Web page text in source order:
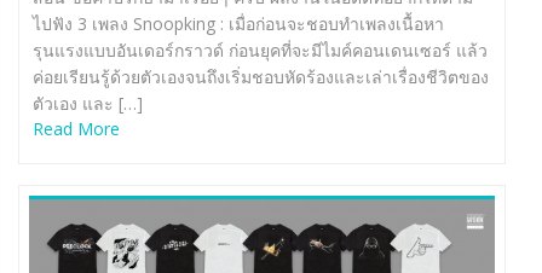
ไปฟัง 3 เพลง Snoopking : เมื่อก่อนจะชอบทำเพลงเนื้อหา
รุนแรงแบบอันเดอร์กราวด์ ก่อนยุคที่จะมีไมค์คอนเดนเซอร์ แล้ว
ค่อยเรียนรู้ด้วยตัวเองจนถึงเริ่มชอบหัดร้องและเล่าเรื่องชีวิตของ
ตัวเอง และ […]
Read More